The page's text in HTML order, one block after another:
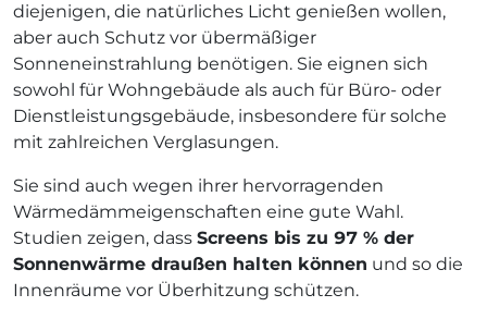
diejenigen, die natürliches Licht genießen wollen,
aber auch Schutz vor übermäßiger
Sonneneinstrahlung benötigen. Sie eignen sich
sowohl für Wohngebäude als auch für Büro- oder
Dienstleistungsgebäude, insbesondere für solche
mit zahlreichen Verglasungen.
Sie sind auch wegen ihrer hervorragenden
Wärmedämmeigenschaften eine gute Wahl.
Studien zeigen, dass Screens bis zu 97 % der
Sonnenwärme draußen halten können und so die
Innenräume vor Überhitzung schützen.